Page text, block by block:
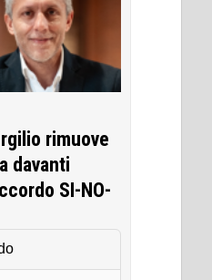
rimuove
davanti
SI-NO-